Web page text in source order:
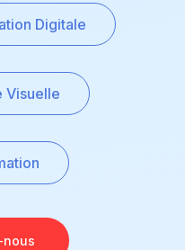
Digitale
Visuelle
nous